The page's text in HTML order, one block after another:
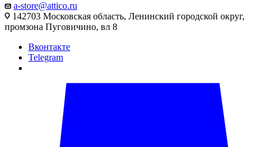
a-store@attico.ru
142703 Московская область, Ленинский городской округ,
промзона Пуговичино, вл 8
Вконтакте
Telegram